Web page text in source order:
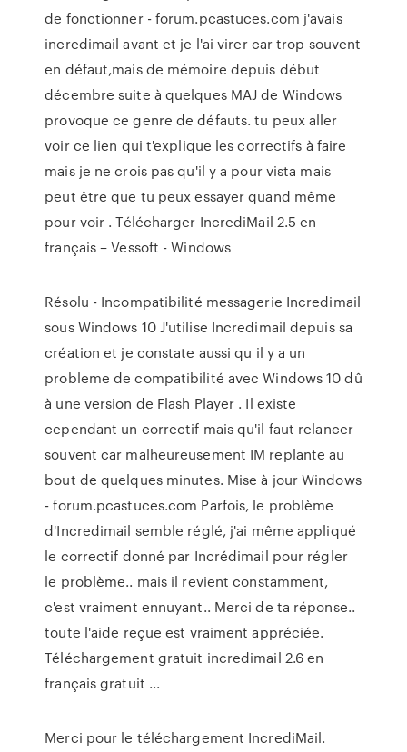
de fonctionner - forum.pcastuces.com j'avais
incredimail avant et je l'ai virer car trop souvent
en défaut,mais de mémoire depuis début
décembre suite à quelques MAJ de Windows
provoque ce genre de défauts. tu peux aller
voir ce lien qui t'explique les correctifs à faire
mais je ne crois pas qu'il y a pour vista mais
peut être que tu peux essayer quand même
pour voir . Télécharger IncrediMail 2.5 en
français – Vessoft - Windows
Résolu - Incompatibilité messagerie Incredimail
sous Windows 10 J'utilise Incredimail depuis sa
création et je constate aussi qu il y a un
probleme de compatibilité avec Windows 10 dû
à une version de Flash Player . Il existe
cependant un correctif mais qu'il faut relancer
souvent car malheureusement IM replante au
bout de quelques minutes. Mise à jour Windows
- forum.pcastuces.com Parfois, le problème
d'Incredimail semble réglé, j'ai même appliqué
le correctif donné par Incrédimail pour régler
le problème.. mais il revient constamment,
c'est vraiment ennuyant.. Merci de ta réponse..
toute l'aide reçue est vraiment appréciée.
Téléchargement gratuit incredimail 2.6 en
français gratuit ...
Merci pour le téléchargement IncrediMail.